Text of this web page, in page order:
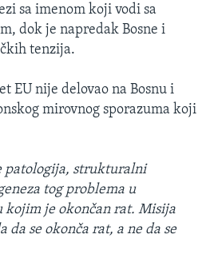
sa imenom koji vodi sa
dok je napredak Bosne i
tenzija.
EU nije delovao na Bosnu i
mirovnog sporazuma koji
patologija, strukturalni
tog problema u
kojim je okončan rat. Misija
se okonča rat, a ne da se